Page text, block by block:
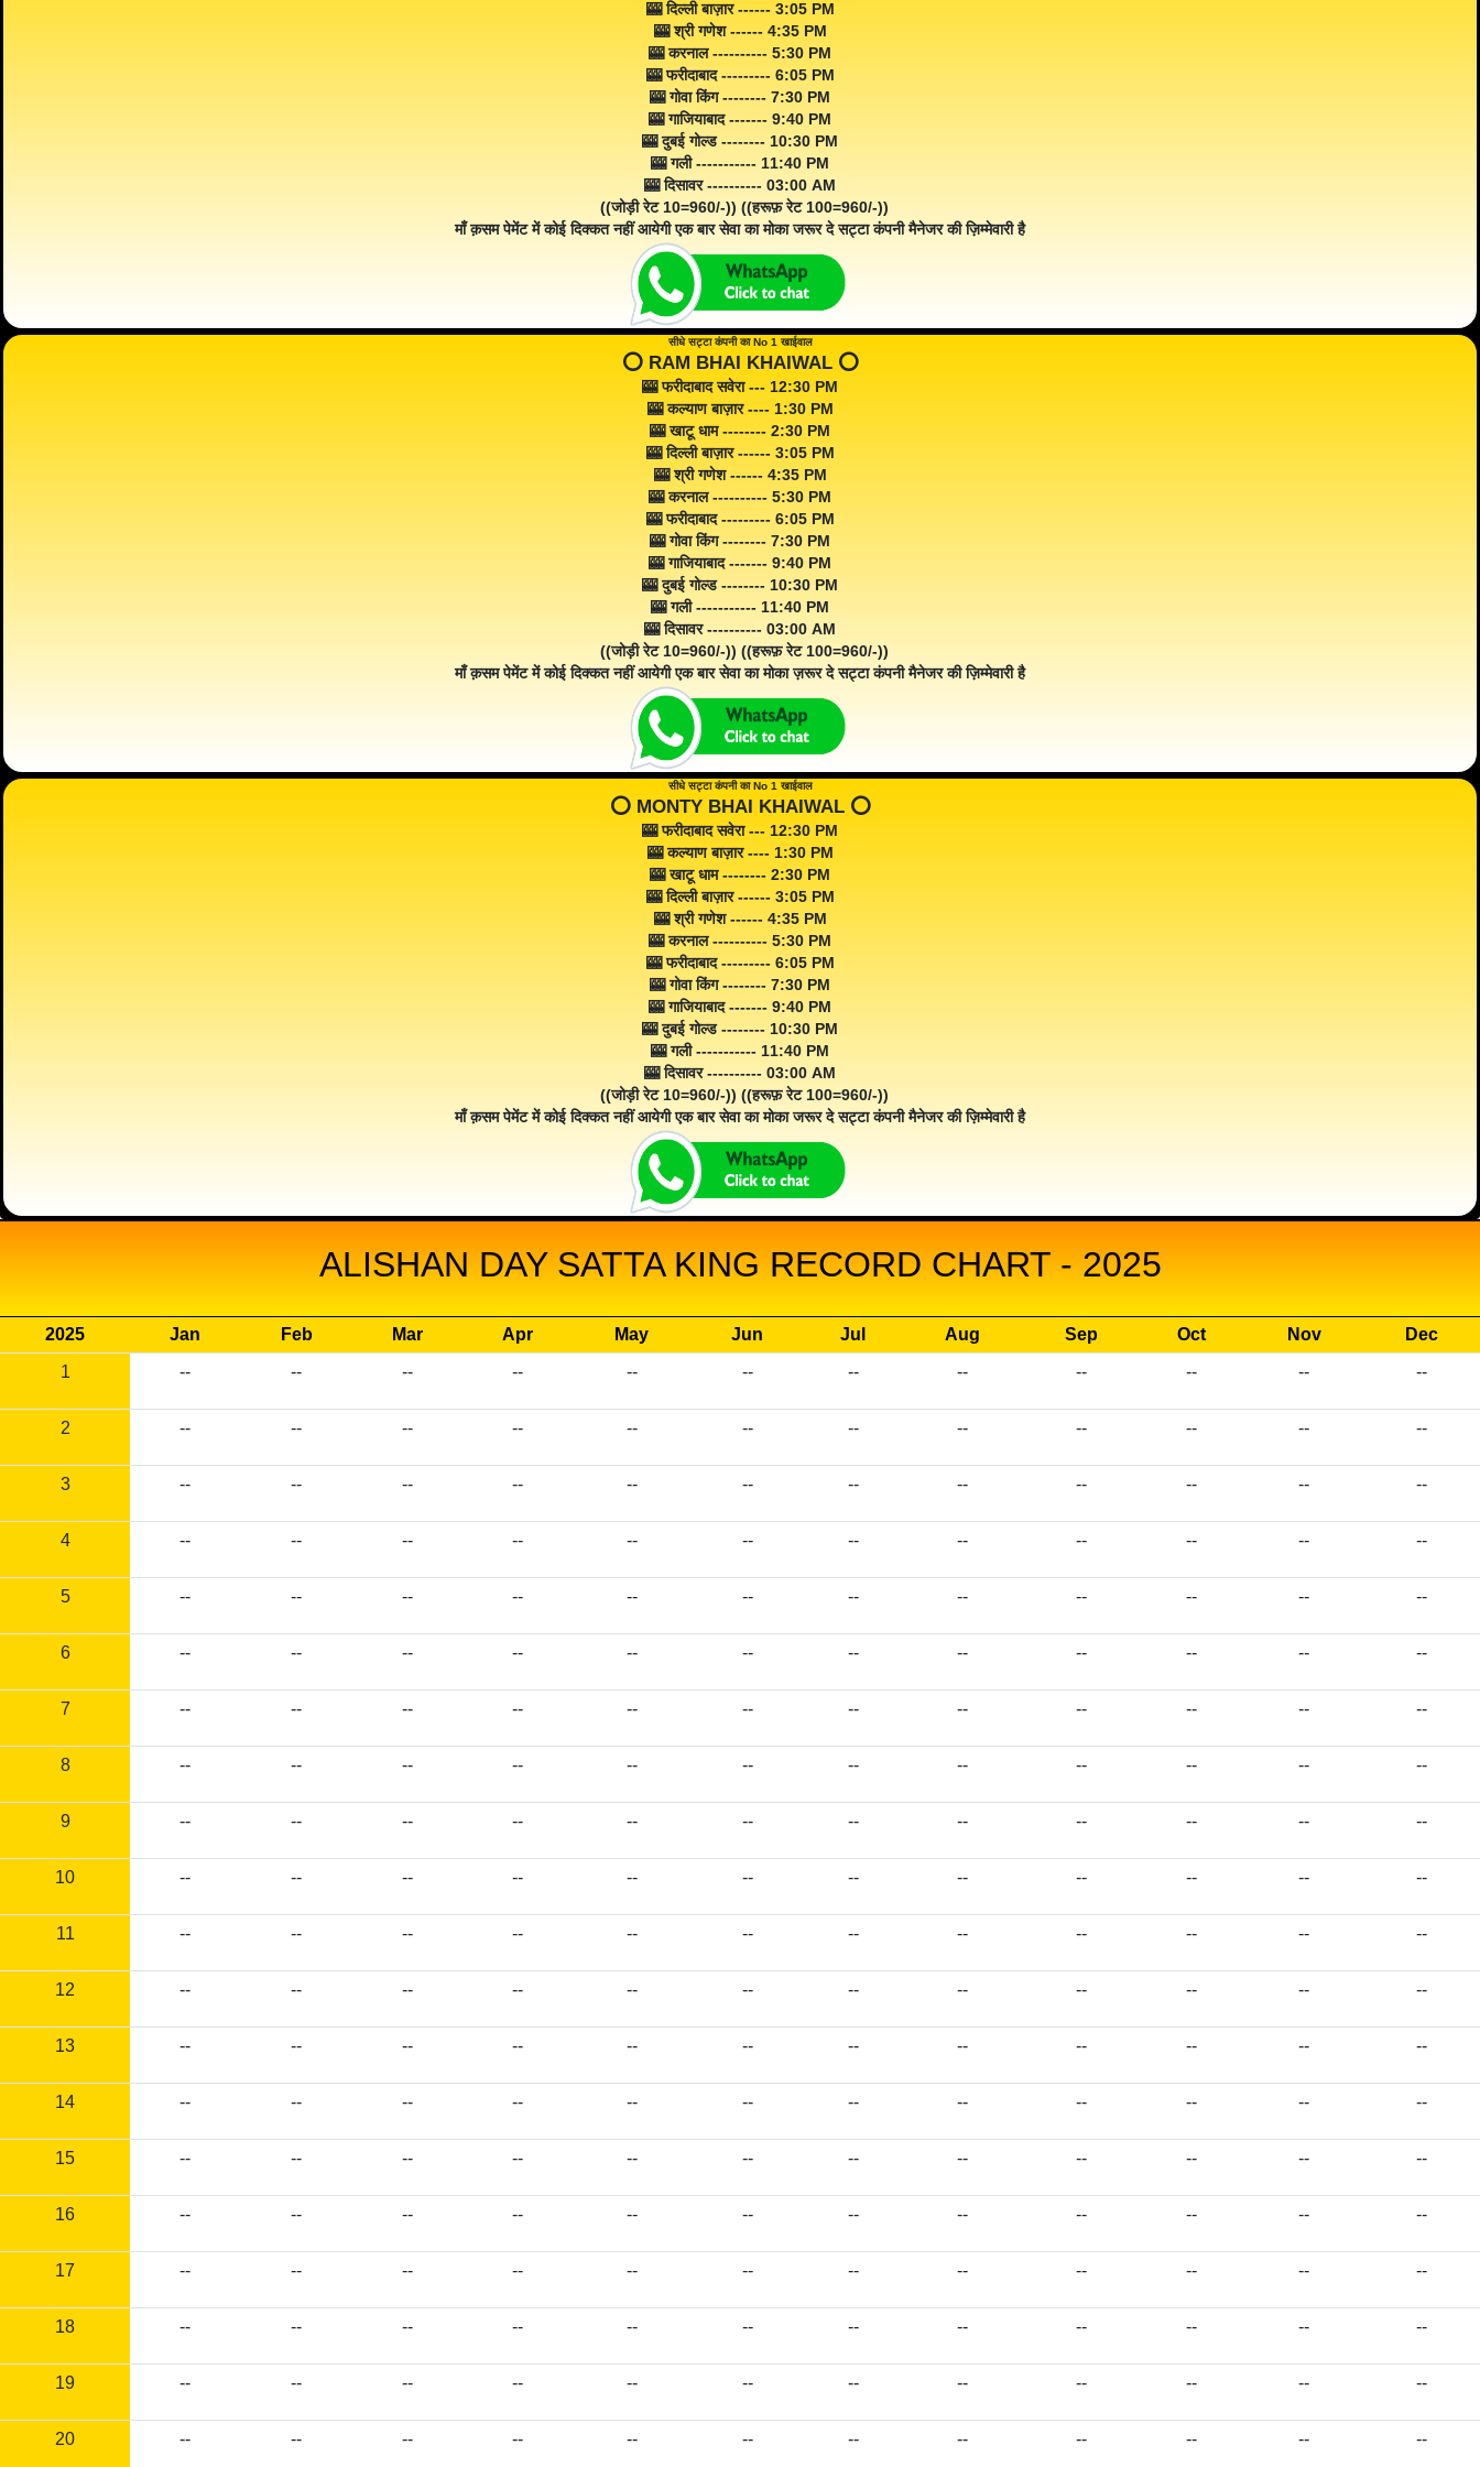
🎰 दिल्ली बाज़ार ------ 3:05 PM
🎰 श्री गणेश ------ 4:35 PM
🎰 करनाल ---------- 5:30 PM
🎰 फरीदाबाद --------- 6:05 PM
🎰 गोवा किंग -------- 7:30 PM
🎰 गाजियाबाद ------- 9:40 PM
🎰 दुबई गोल्ड -------- 10:30 PM
🎰 गली ----------- 11:40 PM
🎰 दिसावर ---------- 03:00 AM
((जोड़ी रेट 10=960/-)) ((हरूफ़ रेट 100=960/-))
माँ क़सम पेमेंट में कोई दिक्कत नहीं आयेगी एक बार सेवा का मोका जरूर दे सट्टा कंपनी मैनेजर की ज़िम्मेवारी है
सीधे सट्टा कंपनी का No 1 खाईवाल
⭕️ RAM BHAI KHAIWAL ⭕️
🎰 फरीदाबाद सवेरा --- 12:30 PM
🎰 कल्याण बाज़ार ---- 1:30 PM
🎰 खाटू धाम -------- 2:30 PM
🎰 दिल्ली बाज़ार ------ 3:05 PM
🎰 श्री गणेश ------ 4:35 PM
🎰 करनाल ---------- 5:30 PM
🎰 फरीदाबाद --------- 6:05 PM
🎰 गोवा किंग -------- 7:30 PM
🎰 गाजियाबाद ------- 9:40 PM
🎰 दुबई गोल्ड -------- 10:30 PM
🎰 गली ----------- 11:40 PM
🎰 दिसावर ---------- 03:00 AM
((जोड़ी रेट 10=960/-)) ((हरूफ़ रेट 100=960/-))
माँ क़सम पेमेंट में कोई दिक्कत नहीं आयेगी एक बार सेवा का मोका ज़रूर दे सट्टा कंपनी मैनेजर की ज़िम्मेवारी है
सीधे सट्टा कंपनी का No 1 खाईवाल
⭕️ MONTY BHAI KHAIWAL ⭕️
🎰 फरीदाबाद सवेरा --- 12:30 PM
🎰 कल्याण बाज़ार ---- 1:30 PM
🎰 खाटू धाम -------- 2:30 PM
🎰 दिल्ली बाज़ार ------ 3:05 PM
🎰 श्री गणेश ------ 4:35 PM
🎰 करनाल ---------- 5:30 PM
🎰 फरीदाबाद --------- 6:05 PM
🎰 गोवा किंग -------- 7:30 PM
🎰 गाजियाबाद ------- 9:40 PM
🎰 दुबई गोल्ड -------- 10:30 PM
🎰 गली ----------- 11:40 PM
🎰 दिसावर ---------- 03:00 AM
((जोड़ी रेट 10=960/-)) ((हरूफ़ रेट 100=960/-))
माँ क़सम पेमेंट में कोई दिक्कत नहीं आयेगी एक बार सेवा का मोका जरूर दे सट्टा कंपनी मैनेजर की ज़िम्मेवारी है
ALISHAN DAY SATTA KING RECORD CHART - 2025
2025 Jan Feb Mar Apr May Jun Jul Aug Sep Oct Nov
Dec
1
-- -- -- -- -- -- -- -- -- -- -- --
2 -- -- -- -- -- -- -- -- -- -- -- --
3 -- -- -- -- -- -- -- -- -- -- -- --
4 -- -- -- -- -- -- -- -- -- -- -- --
5 -- -- -- -- -- -- -- -- -- -- -- --
6 -- -- -- -- -- -- -- -- -- -- -- --
7 -- -- -- -- -- -- -- -- -- -- -- --
8 -- -- -- -- -- -- -- -- -- -- -- --
9 -- -- -- -- -- -- -- -- -- -- -- --
10 -- -- -- -- -- -- -- -- -- -- -- --
11 -- -- -- -- -- -- -- -- -- -- -- --
12 -- -- -- -- -- -- -- -- -- -- -- --
13 -- -- -- -- -- -- -- -- -- -- -- --
14 -- -- -- -- -- -- -- -- -- -- -- --
15 -- -- -- -- -- -- -- -- -- -- -- --
16 -- -- -- -- -- -- -- -- -- -- -- --
17 -- -- -- -- -- -- -- -- -- -- -- --
18 -- -- -- -- -- -- -- -- -- -- -- --
19 -- -- -- -- -- -- -- -- -- -- -- --
20 -- -- -- -- -- -- -- -- -- -- -- --